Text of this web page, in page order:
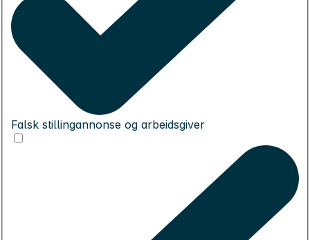
Falsk stillingannonse og arbeidsgiver